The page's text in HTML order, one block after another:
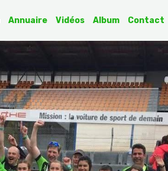
Annuaire Vidéos Album Contact